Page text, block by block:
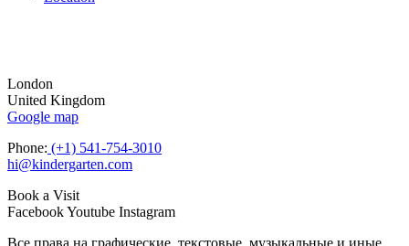
London
United Kingdom
Google map
Phone: (+1) 541-754-3010
hi@kindergarten.com
Book a Visit
FacebookYoutube Instagram
Все права на графические, текстовые, музыкальные и иные